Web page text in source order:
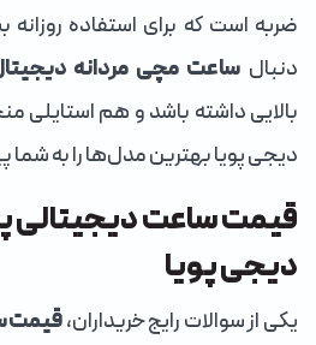
ضربه است که برای استفاده
دنبال ساعت مچی مردانه
بالایی داشته باشد و هم استایلی
دیجی پویا بهترین مدل‌ها را به
قیمت ساعت دیجیتالی
دیجی پویا
یکی از سوالات رایج خریداران،قیمت